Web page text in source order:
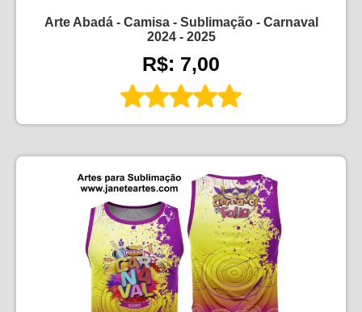
Arte Abadá - Camisa - Sublimação - Carnaval
2024 - 2025
R$: 7,00